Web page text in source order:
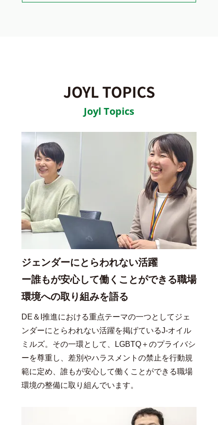
JOYL TOPICS
Joyl Topics
ジェンダーにとらわれない活躍
ー誰もが安心して働くことができる職場
環境への取り組みを語る
DE＆I推進における重点テーマの一つとしてジェ
ンダーにとらわれない活躍を掲げているJ-オイル
ミルズ。その一環として、LGBTQ＋のプライバシ
ーを尊重し、差別やハラスメントの禁止を行動規
範に定め、誰もが安心して働くことができる職場
環境の整備に取り組んでいます。